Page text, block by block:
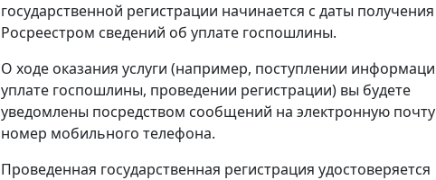
государственной регистрации начинается с даты получения
Росреестром сведений об уплате госпошлины.
О ходе оказания услуги (например, поступлении
уплате госпошлины, проведении регистрации) вы будете
уведомлены посредством сообщений на электронную
номер мобильного телефона.
Проведенная государственная регистрация удостоверяется